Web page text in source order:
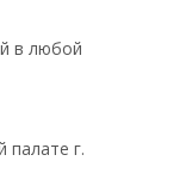
в любой
палате г.